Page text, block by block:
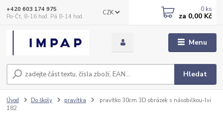
Menu
CZK
Hledat
+420 603 174 975
Po-Čt, 8-16 hod. Pá 8-14 hod.
0 ks
za 0,00 Kč
Úvod Do školy pravítka
pravítko 30cm 3D obrázek s násobilkou-lvi
182